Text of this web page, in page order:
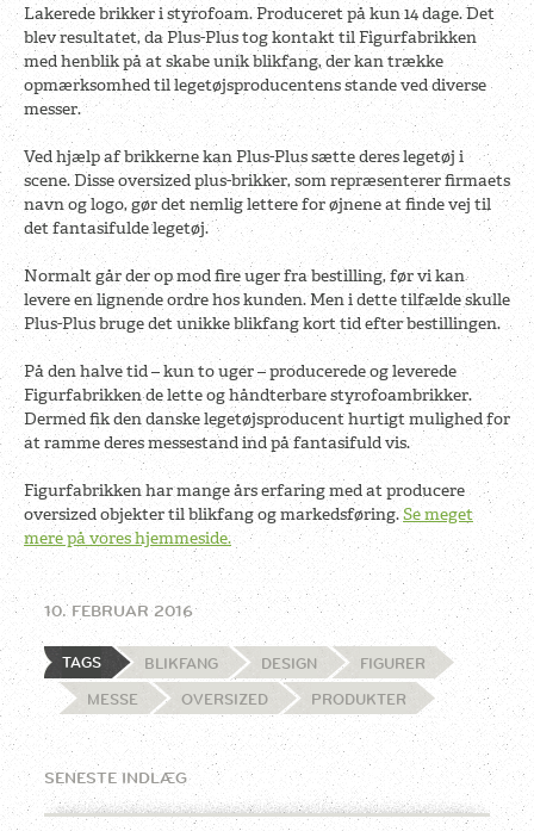
Lakerede brikker i styrofoam. Produceret på kun 14 dage. Det
blev resultatet, da Plus-Plus tog kontakt til Figurfabrikken
med henblik på at skabe unik blikfang, der kan trække
opmærksomhed til legetøjsproducentens stande ved diverse
messer.
Ved hjælp af brikkerne kan Plus-Plus sætte deres legetøj i
scene. Disse oversized plus-brikker, som repræsenterer firmaets
navn og logo, gør det nemlig lettere for øjnene at finde vej til
det fantasifulde legetøj.
Normalt går der op mod fire uger fra bestilling, før vi kan
levere en lignende ordre hos kunden. Men i dette tilfælde skulle
Plus-Plus bruge det unikke blikfang kort tid efter bestillingen.
På den halve tid – kun to uger – producerede og leverede
Figurfabrikken de lette og håndterbare styrofoambrikker.
Dermed fik den danske legetøjsproducent hurtigt mulighed for
at ramme deres messestand ind på fantasifuld vis.
Figurfabrikken har mange års erfaring med at producere
oversized objekter til blikfang og markedsføring.Se meget
mere på vores hjemmeside.
10. FEBRUAR 2016
TAGS BLIKFANG DESIGN
FIGURER
MESSE
OVERSIZED PRODUKTER
SENESTE INDLÆG